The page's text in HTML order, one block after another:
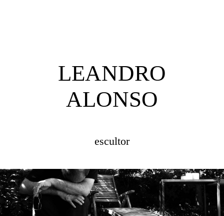
LEANDRO
ALONSO
escultor